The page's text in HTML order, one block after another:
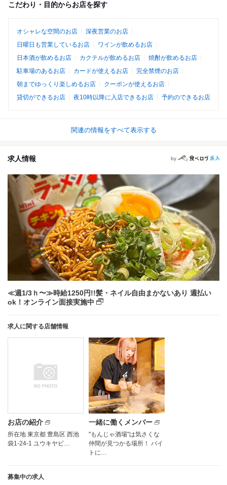
こだわり・目的からお店を探す
オシャレな空間のお店
深夜営業のお店
日曜日も営業しているお店
ワインが飲めるお店
日本酒が飲めるお店
カクテルが飲めるお店
焼酎が飲めるお店
駐車場のあるお店
カードが使えるお店
完全禁煙のお店
朝までゆっくり楽しめるお店
クーポンが使えるお店
貸切ができるお店
夜10時以降に入店できるお店 予約のできるお店
関連の情報をすべて表示する
求人情報 by
≪週1/3ｈ〜≫時給1250円!!髪・ネイル自由まかないあり 週払い
ok！オンライン面接実施中
求人に関する店舗情報
お店の紹介
所在地 東京都 豊島区 西池
袋1-24-1 ユウキヤビ…
一緒に働くメンバー
"もんじゃ酒場"は気さくな
仲間が見つかる場所！ バイ
トに…
募集中の求人